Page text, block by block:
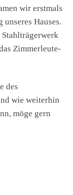
wir erstmals
Hauses.
Zimmerleute-
des
wie weiterhin
möge gern